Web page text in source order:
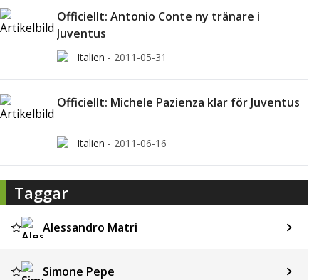
Officiellt: Antonio Conte ny tränare i
Juventus
Italien - 2011-05-31
Officiellt: Michele Pazienza klar för Juventus
Italien - 2011-06-16
Taggar
Alessandro Matri
Simone Pepe